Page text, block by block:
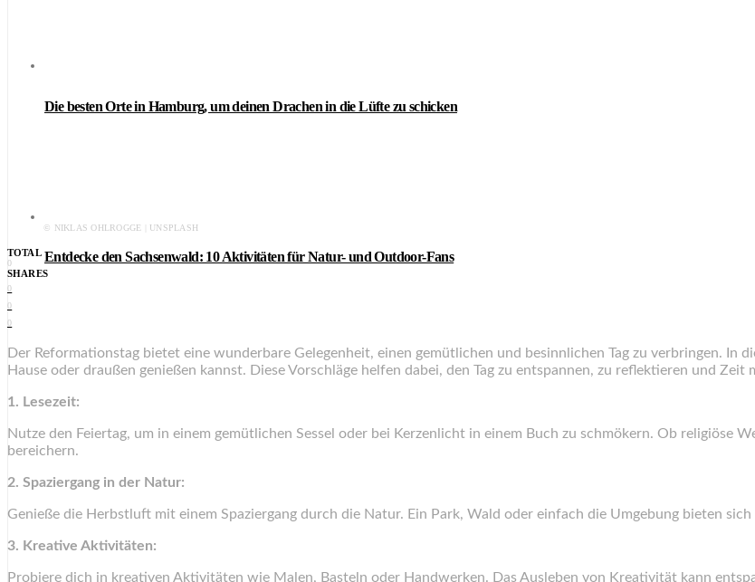
Die besten Orte in Hamburg, um deinen Drachen in die Lüfte zu schicken
Entdecke den Sachsenwald: 10 Aktivitäten für Natur- und Outdoor-Fans
© NIKLAS OHLROGGE | UNSPLASH
TOTAL
0
SHARES
0
0
0
Der Reformationstag bietet eine wunderbare Gelegenheit, einen gemütlichen und besinnlichen Tag zu verbringen. In
Hause oder draußen genießen kannst. Diese Vorschläge helfen dabei, den Tag zu entspannen, zu reflektieren und
1. Lesezeit:
Nutze den Feiertag, um in einem gemütlichen Sessel oder bei Kerzenlicht in einem Buch zu schmökern. Ob religiöse
bereichern.
2. Spaziergang in der Natur:
Genieße die Herbstluft mit einem Spaziergang durch die Natur. Ein Park, Wald oder einfach die Umgebung bieten
3. Kreative Aktivitäten:
Probiere dich in kreativen Aktivitäten wie Malen, Basteln oder Handwerken. Das Ausleben von Kreativität kann